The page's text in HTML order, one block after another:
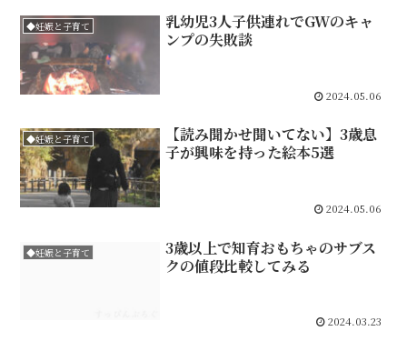
◆妊娠と子育て
乳幼児3人子供連れでGWのキャ
ンプの失敗談
2024.05.06
◆妊娠と子育て
【読み聞かせ聞いてない】3歳息
子が興味を持った絵本5選
2024.05.06
◆妊娠と子育て
3歳以上で知育おもちゃのサブス
クの値段比較してみる
2024.03.23